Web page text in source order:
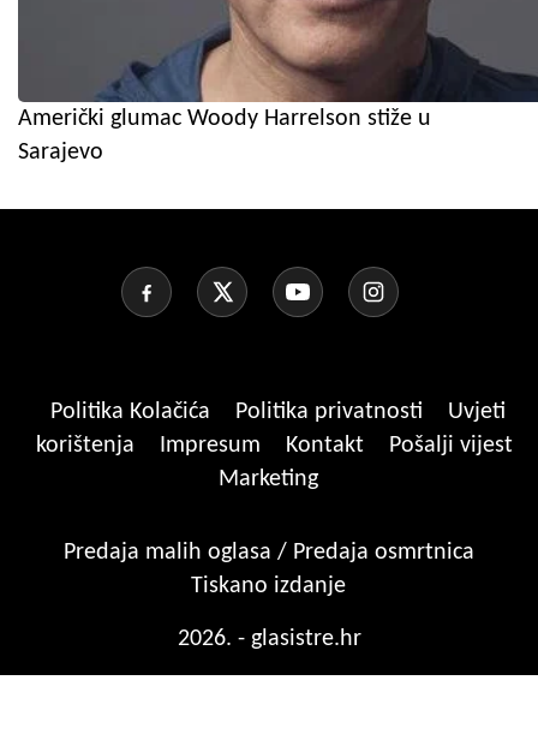
Američki glumac Woody Harrelson stiže u
Sarajevo
Politika Kolačića Politika privatnosti
Uvjeti
korištenja
Impresum Kontakt
Pošalji vijest
Marketing
Predaja malih oglasa / Predaja osmrtnica
Tiskano izdanje
2026. - glasistre.hr